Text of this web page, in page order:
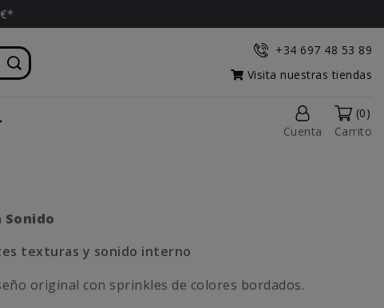
+34 697 48 53 89
Visita nuestras tiendas
Cuenta
(0)
Carrito
Sonido
texturas y sonido interno
original con sprinkles de colores bordados.